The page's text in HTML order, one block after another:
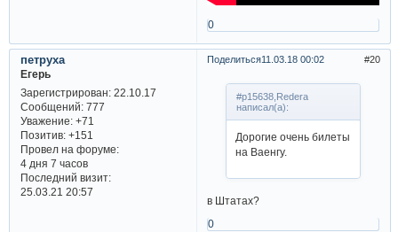
0
Поделиться 20
11.03.18 00:02
петруха
Егерь
Зарегистрирован: 22.10.17
Сообщений:777
Уважение: +71
Позитив: +151
Провел на форуме:
4 дня 7 часов
Последний визит:
25.03.21 20:57
#p15638,Redera
написал(а):
Дорогие очень билеты
на Ваенгу.
в Штатах?
0